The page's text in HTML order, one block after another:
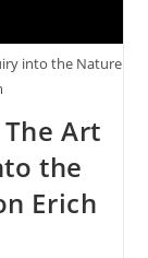
into the Nature
Art
the
Erich